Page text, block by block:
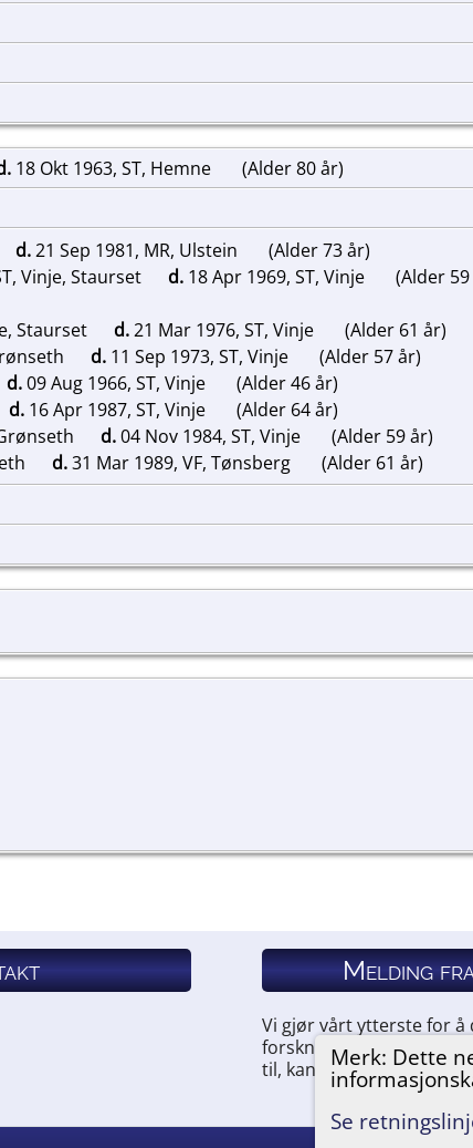
Merk: Dette
Se
18 Okt 1963, ST, Hemne (Alder 80 år)
d.21 Sep 1981, MR, Ulstein
(Alder 73 år)
Vinje, Staurset d. 18 Apr 1969, ST, Vinje
(Alder
Staurset d.21 Mar 1976, ST, Vinje
(Alder 61 år)
d. 11 Sep 1973, ST, Vinje
(Alder 57 år)
d.09 Aug 1966, ST, Vinje
(Alder 46 år)
d. 16 Apr 1987, ST, Vinje
(Alder 64 år)
d.04 Nov 1984, ST, Vinje
(Alder 59 år)
d.31 Mar 1989, VF, Tønsberg (Alder 61 år)
Melding
Vi gjør vårt ytterste for å
forskningen vår. Hvis du
til, kan du kontakte oss.